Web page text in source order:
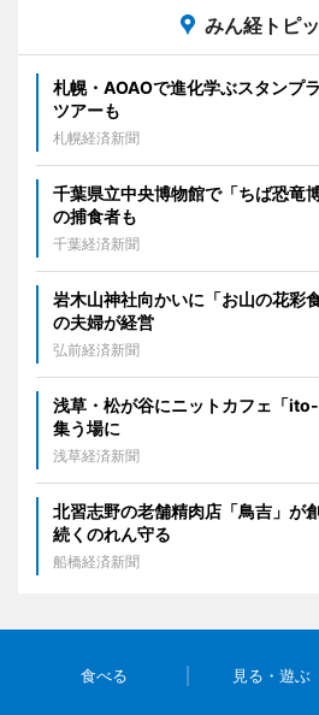
みん経トピ
札幌・AOAOで進化学ぶスタンプ
ツアーも
札幌経済新聞
千葉県立中央博物館で「ちば恐
の捕食者も
千葉経済新聞
岩木山神社向かいに「お山の花彩
の夫婦が経営
弘前経済新聞
浅草・松が谷にニットカフェ「
集う場に
浅草経済新聞
北習志野の老舗精肉店「鳥吉」
続くのれん守る
船橋経済新聞
食べる 見る・遊ぶ